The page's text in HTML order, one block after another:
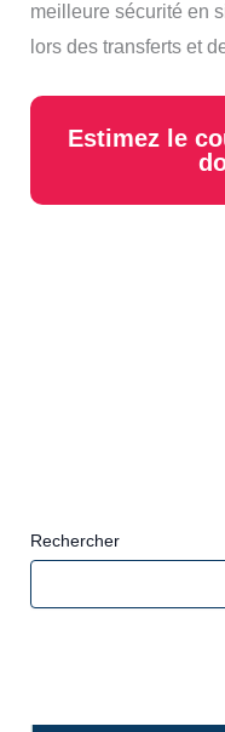
meilleure sécurité en
lors des transferts et
Estimez le
Rechercher